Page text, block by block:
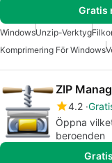
Gratis
WindowsUnzip-Verktyg
Komprimering För Windows
ZIP
4.2
Öppna
beroenden